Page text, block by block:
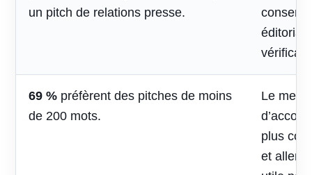
un pitch de relations presse.
69 % préfèrent des pitches de moins
de 200 mots.
Le
plus
et aller